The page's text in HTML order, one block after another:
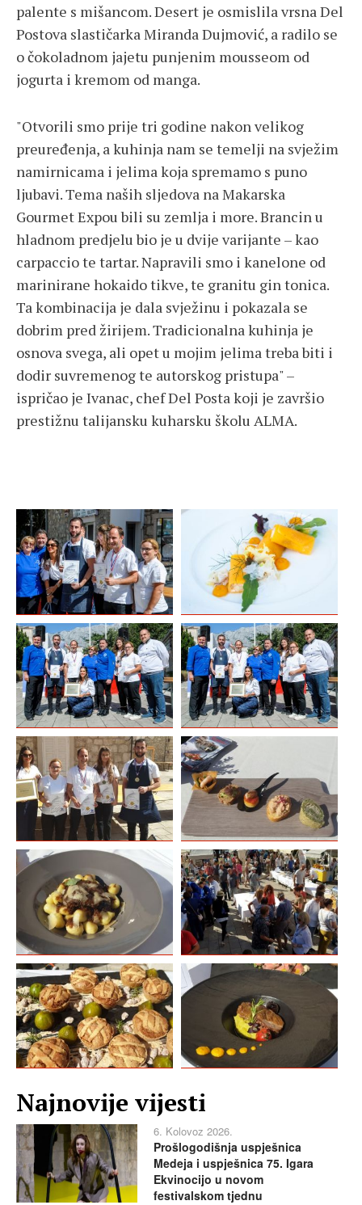
palente s mišancom. Desert je osmislila vrsna Del
Postova slastičarka Miranda Dujmović, a radilo se
o čokoladnom jajetu punjenim mousseom od
jogurta i kremom od manga.
"Otvorili smo prije tri godine nakon velikog
preuređenja, a kuhinja nam se temelji na svježim
namirnicama i jelima koja spremamo s puno
ljubavi. Tema naših sljedova na Makarska
Gourmet Expou bili su zemlja i more. Brancin u
hladnom predjelu bio je u dvije varijante – kao
carpaccio te tartar. Napravili smo i kanelone od
marinirane hokaido tikve, te granitu gin tonica.
Ta kombinacija je dala svježinu i pokazala se
dobrim pred žirijem. Tradicionalna kuhinja je
osnova svega, ali opet u mojim jelima treba biti i
dodir suvremenog te autorskog pristupa" –
ispričao je Ivanac, chef Del Posta koji je završio
prestižnu talijansku kuharsku školu ALMA.
Najnovije vijesti
6. Kolovoz 2026.
Prošlogodišnja uspješnica
Medeja i uspješnica 75. Igara
Ekvinocijo u novom
festivalskom tjednu